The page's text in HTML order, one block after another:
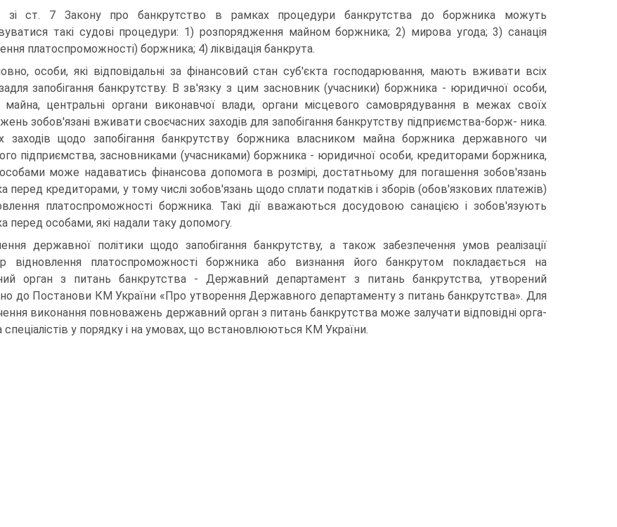
зі ст. 7 Закону про банкрутство в рамках проце­дури банкрутства до боржника можуть
такі судові процедури: 1) розпорядження майном боржника; 2) мирова угода; 3) санація
платоспроможнос­ті) боржника; 4) ліквідація банкрута.
особи, які відповідальні за фінансовий стан суб'єкта господарювання, мають вживати всіх
запобігання банкрутству. В зв'язку з цим засновник (учасни­ки) боржника - юридичної особи,
майна, центральні органи виконавчої влади, органи місцевого самоврядування в межах своїх
зобов'язані вживати своєчасних заходів для запобігання банкрутству підприємства-борж- ника.
заходів щодо запобігання банкрутству борж­ника власником майна боржника державного чи
підприємства, засновниками (учасниками) боржника - юри­дичної особи, кредиторами боржника,
може надаватись фінансова допомога в розмірі, достатньому для погашення зобов'язань
перед кредиторами, у тому числі зобов'язань щодо сплати податків і зборів (обов'язкових платежів)
платоспроможності боржника. Такі дії вважаються досудовою санацією і зобов'язують
перед особами, які надали таку допомогу.
державної політики щодо запобігання банк­рутству, а також забезпечення умов реалізації
відновлення платоспроможності боржника або визнання його банкрутом покладається на
орган з питань банкрутства - Державний департамент з питань банкрутст­ва, утворений
до Постанови КМ України «Про утворення Державного департаменту з питань банкрутст­ва». Для
виконання повноважень державний орган з питань банкрутства може залучати відповідні орга­
спеціалістів у порядку і на умовах, що встановлю­ються КМ України.